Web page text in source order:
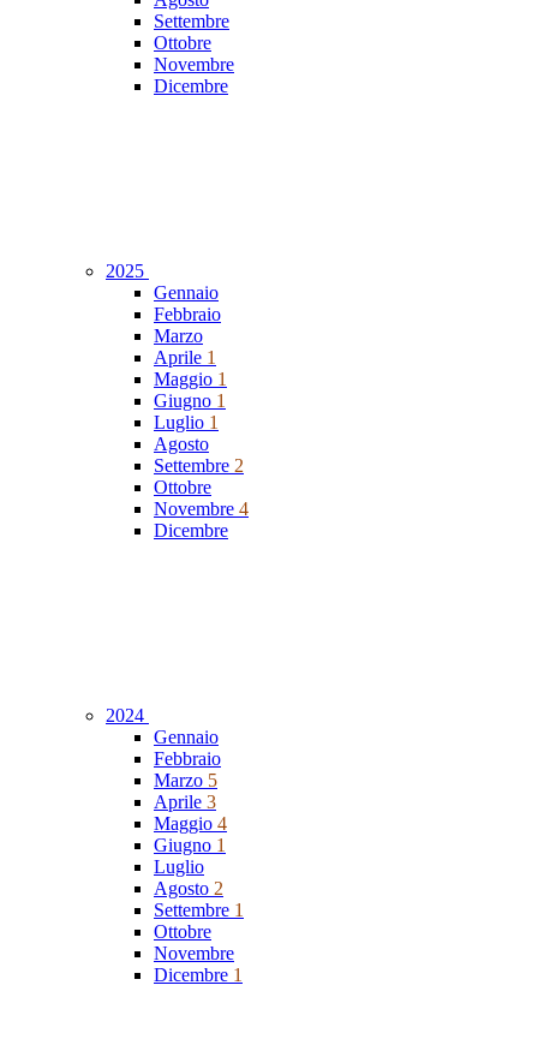
Settembre
Ottobre
Novembre
Dicembre
2025
Gennaio
Febbraio
Marzo
Aprile 1
Maggio 1
Giugno 1
Luglio 1
Agosto
Settembre 2
Ottobre
Novembre 4
Dicembre
2024
Gennaio
Febbraio
Marzo 5
Aprile 3
Maggio 4
Giugno 1
Luglio
Agosto 2
Settembre 1
Ottobre
Novembre
Dicembre 1